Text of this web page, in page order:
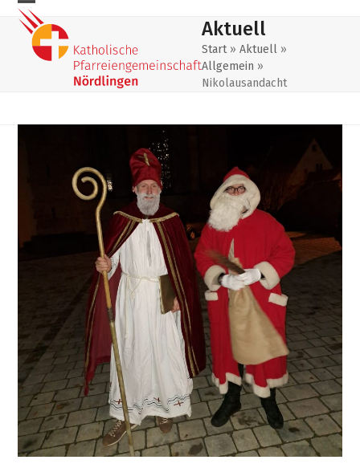
Skip
content
Mobiles
Menu
Mobiles
Menu
schließen
Aktuell
Start»Aktuell »
Allgemein »
Nikolausandacht